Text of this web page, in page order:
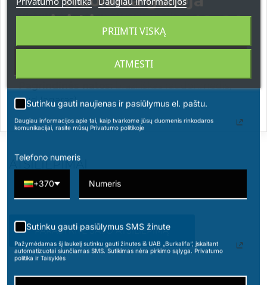
Viršutinės natos:vetiverija, vanilė, tonka
Vidurinės natos:Sichuan pipirai, santalmedis,
Pagrindinės natos:braziliškas raudonmedis,
oud (agaras)
ATSILIEPIMAI
PARAŠYKITE SAVO ATSILIEPIMĄ
ATMESTI
PRIIMTI VISKĄ
apsipirkimams nuo 49 € !
Sutinku gauti naujienas ir pasiūlymus el. paštu.
Daugiau informacijos apie tai, kaip tvarkome jūsų duomenis rinkodaros
komunikacijai, rasite mūsų Privatumo politikoje
Telefono numeris
+370
Sutinku gauti pasiūlymus SMS žinute
Pažymėdamas šį laukelį sutinku gauti žinutes iš UAB „Burkalifa“, įskaitant
automatizuotai siunčiamas SMS. Sutikimas nėra pirkimo sąlyga. Privatumo
politika ir Taisyklės